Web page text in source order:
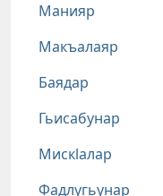
Манияр
Макъалаяр
Баядар
Гьисабунар
Мискlалар
Фадлугьунар